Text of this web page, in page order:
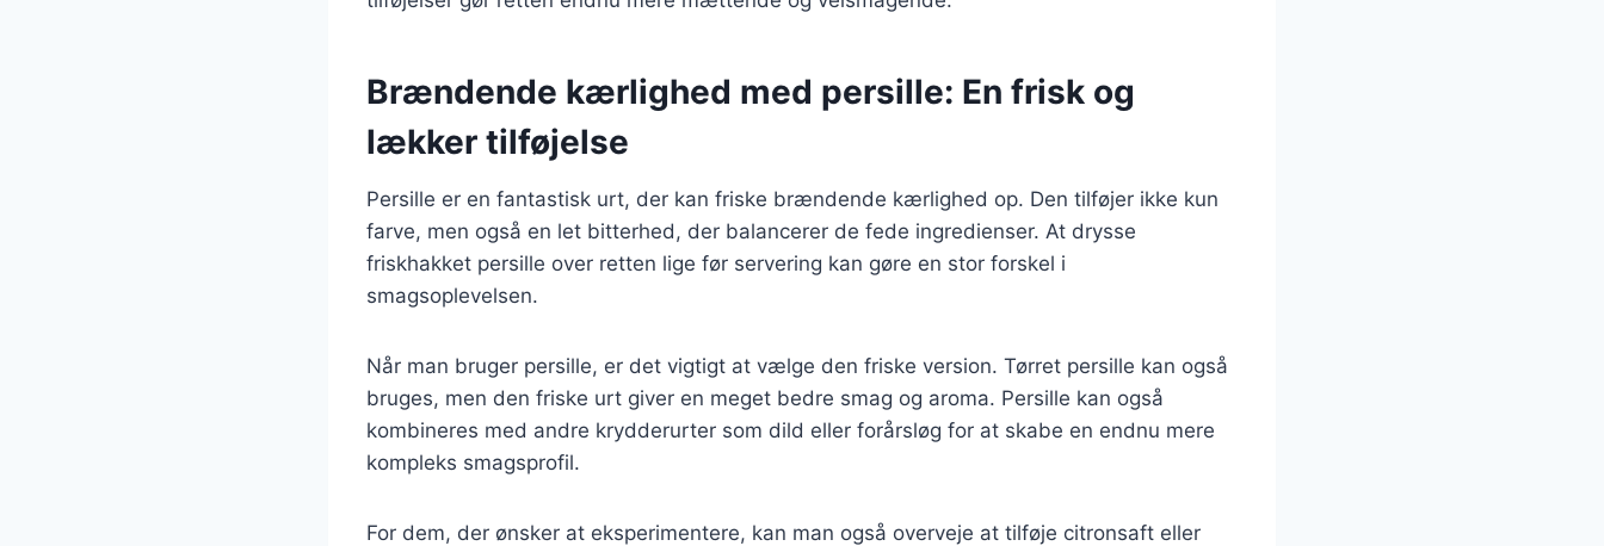
Brændende kærlighed med persille: En frisk og
lækker tilføjelse
Persille er en fantastisk urt, der kan friske brændende kærlighed op. Den tilføjer ikke kun
farve, men også en let bitterhed, der balancerer de fede ingredienser. At drysse
friskhakket persille over retten lige før servering kan gøre en stor forskel i
smagsoplevelsen.
Når man bruger persille, er det vigtigt at vælge den friske version. Tørret persille kan også
bruges, men den friske urt giver en meget bedre smag og aroma. Persille kan også
kombineres med andre krydderurter som dild eller forårsløg for at skabe en endnu mere
kompleks smagsprofil.
For dem, der ønsker at eksperimentere, kan man også overveje at tilføje citronsaft eller